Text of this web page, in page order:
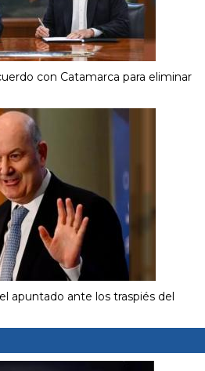
con Catamarca para eliminar
apuntado ante los traspiés del